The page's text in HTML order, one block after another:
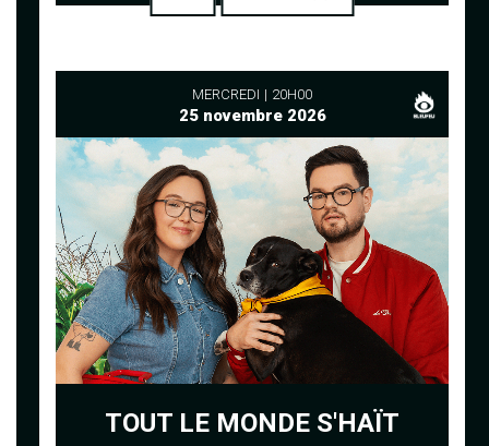
MERCREDI 20H00
25 novembre 2026
TOUT LE MONDE S'HAÏT